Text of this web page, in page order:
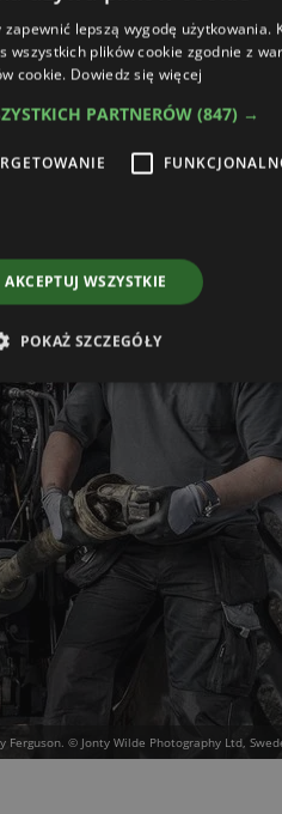
zastosowaniom.–
znaleźć lepszy produkt –
Ferguson. © Jonty Wilde Photography Ltd,
lepszą wygodę użytkowania.
wszystkich plików cookie zgodnie z
cookie. Dowiedz się więcej
PARTNERÓW (847) →
AKCEPTUJ WSZYSTKIE
POKAŻ SZCZEGÓŁY